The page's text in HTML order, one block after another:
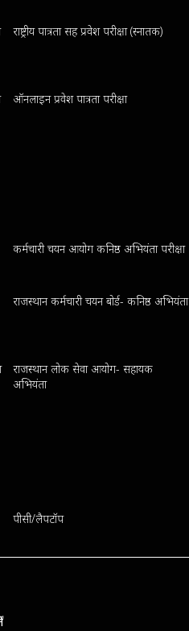
राष्ट्रीय पात्रता सह प्रवेश परीक्षा (स्नातक)
ऑनलाइन प्रवेश पात्रता परीक्षा
कर्मचारी चयन आयोग कनिष्ठ अभियंता परीक्षा
राजस्थान कर्मचारी चयन बोर्ड- कनिष्ठ अभियंता
राजस्थान लोक सेवा आयोग- सहायक
अभियंता
पीसी/लैपटॉप